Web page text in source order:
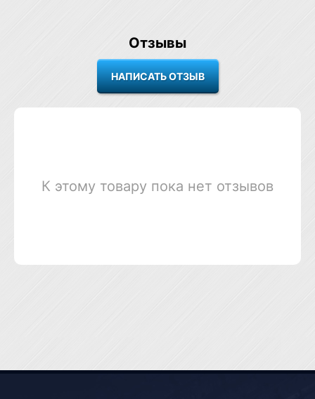
Отзывы
К этому товару пока нет отзывов